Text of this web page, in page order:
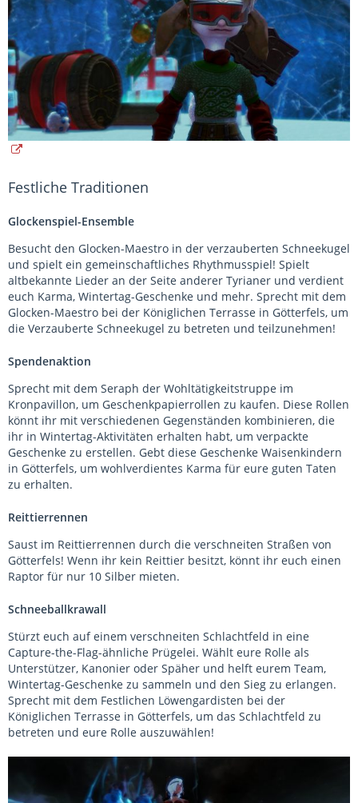
Festliche Traditionen
Glockenspiel-Ensemble
Besucht den Glocken-Maestro in der verzauberten Schneekugel
und spielt ein gemeinschaftliches Rhythmusspiel! Spielt
altbekannte Lieder an der Seite anderer Tyrianer und verdient
euch Karma, Wintertag-Geschenke und mehr. Sprecht mit dem
Glocken-Maestro bei der Königlichen Terrasse in Götterfels, um
die Verzauberte Schneekugel zu betreten und teilzunehmen!
Spendenaktion
Sprecht mit dem Seraph der Wohltätigkeitstruppe im
Kronpavillon, um Geschenkpapierrollen zu kaufen. Diese Rollen
könnt ihr mit verschiedenen Gegenständen kombinieren, die
ihr in Wintertag-Aktivitäten erhalten habt, um verpackte
Geschenke zu erstellen. Gebt diese Geschenke Waisenkindern
in Götterfels, um wohlverdientes Karma für eure guten Taten
zu erhalten.
Reittierrennen
Saust im Reittierrennen durch die verschneiten Straßen von
Götterfels! Wenn ihr kein Reittier besitzt, könnt ihr euch einen
Raptor für nur 10 Silber mieten.
Schneeballkrawall
Stürzt euch auf einem verschneiten Schlachtfeld in eine
Capture-the-Flag-ähnliche Prügelei. Wählt eure Rolle als
Unterstützer, Kanonier oder Späher und helft eurem Team,
Wintertag-Geschenke zu sammeln und den Sieg zu erlangen.
Sprecht mit dem Festlichen Löwengardisten bei der
Königlichen Terrasse in Götterfels, um das Schlachtfeld zu
betreten und eure Rolle auszuwählen!